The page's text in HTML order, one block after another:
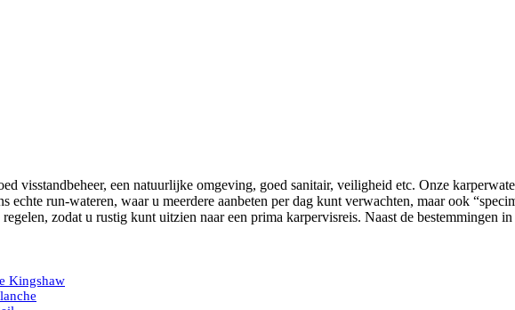
visstandbeheer, een natuurlijke omgeving, goed sanitair, veiligheid etc. Onze
run-wateren, waar u meerdere aanbeten per dag kunt verwachten, maar ook
zodat u rustig kunt uitzien naar een prima karpervisreis. Naast de bestemmingen
Kingshaw